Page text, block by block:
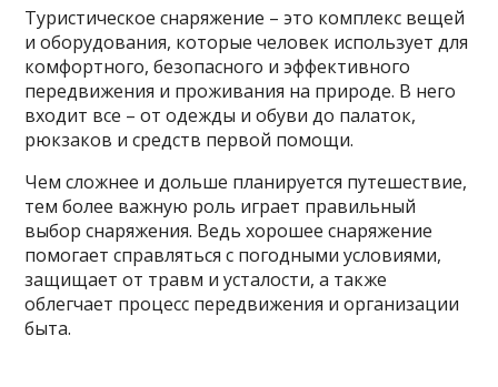
Туристическое снаряжение – это комплекс вещей
и оборудования, которые человек использует для
комфортного, безопасного и эффективного
передвижения и проживания на природе. В него
входит все – от одежды и обуви до палаток,
рюкзаков и средств первой помощи.
Чем сложнее и дольше планируется путешествие,
тем более важную роль играет правильный
выбор снаряжения. Ведь хорошее снаряжение
помогает справляться с погодными условиями,
защищает от травм и усталости, а также
облегчает процесс передвижения и организации
быта.